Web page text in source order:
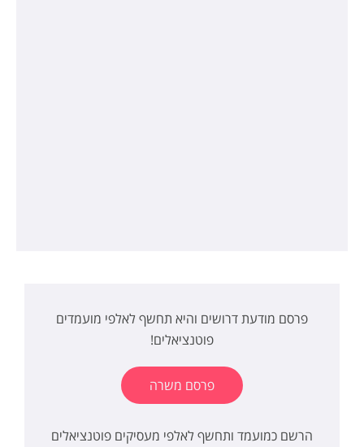
פרסם מודעת דרושים והיא תחשף לאלפי מועמדים
פוטנציאלים!
פרסם משרה
הרשם כמועמד ותחשף לאלפי מעסיקים פוטנציאלים